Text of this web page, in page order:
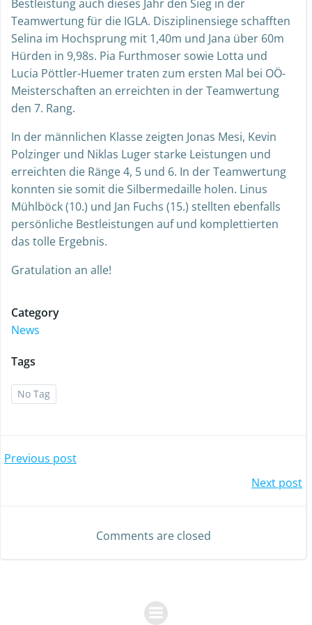
Bestleistung auch dieses Jahr den Sieg in der
Teamwertung für die IGLA. Disziplinensiege schafften
Selina im Hochsprung mit 1,40m und Jana über 60m
Hürden in 9,98s. Pia Furthmoser sowie Lotta und
Lucia Pöttler-Huemer traten zum ersten Mal bei OÖ-
Meisterschaften an erreichten in der Teamwertung
den 7. Rang.
In der männlichen Klasse zeigten Jonas Mesi, Kevin
Polzinger und Niklas Luger starke Leistungen und
erreichten die Ränge 4, 5 und 6. In der Teamwertung
konnten sie somit die Silbermedaille holen. Linus
Mühlböck (10.) und Jan Fuchs (15.) stellten ebenfalls
persönliche Bestleistungen auf und komplettierten
das tolle Ergebnis.
Gratulation an alle!
Category
News
Tags
No Tag
Post
Previous post
navigation
Next post
Comments are closed